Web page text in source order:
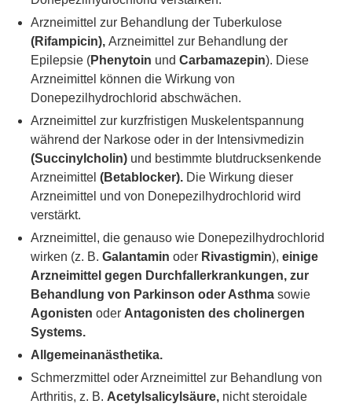
Arzneimittel zur Behandlung der Tuberkulose
(Rifampicin), Arzneimittel zur Behandlung der
Epilepsie (Phenytoin und Carbamazepin). Diese
Arzneimittel können die Wirkung von
Donepezilhydrochlorid abschwächen.
Arzneimittel zur kurzfristigen Muskelentspannung
während der Narkose oder in der Intensivmedizin
(Succinylcholin) und bestimmte blutdrucksenkende
Arzneimittel (Betablocker). Die Wirkung dieser
Arzneimittel und von Donepezilhydrochlorid wird
verstärkt.
Arzneimittel, die genauso wie Donepezilhydrochlorid
wirken (z. B. Galantamin oder Rivastigmin), einige
Arzneimittel gegen Durchfallerkrankungen, zur
Behandlung von Parkinson oder Asthma sowie
Agonisten oder Antagonisten des cholinergen
Systems.
Allgemeinanästhetika.
Schmerzmittel oder Arzneimittel zur Behandlung von
Arthritis, z. B. Acetylsalicylsäure, nicht steroidale